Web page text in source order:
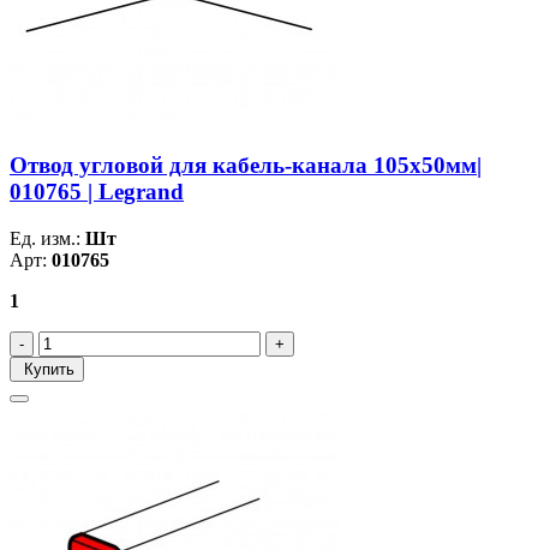
Отвод угловой для кабель-канала 105х50мм|
010765 | Legrand
Ед. изм.: Шт
Арт: 010765
1
Купить